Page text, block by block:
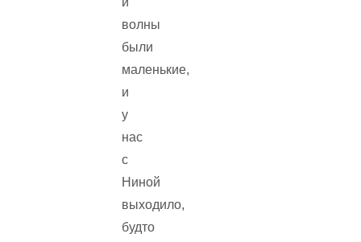
волны
были
маленькие,
и
у
нас
с
Ниной
выходило,
будто